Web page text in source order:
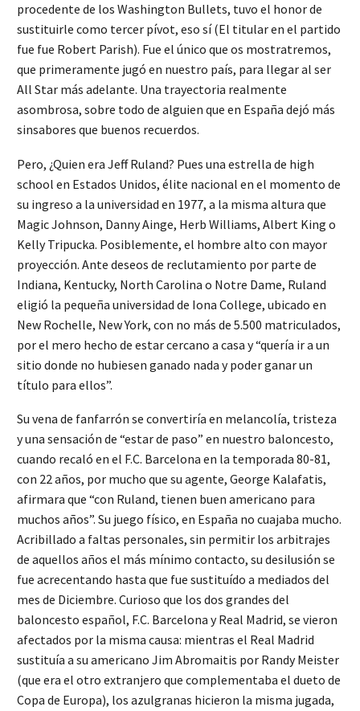
procedente de los Washington Bullets, tuvo el honor de
sustituirle como tercer pívot, eso sí (El titular en el partido
fue fue Robert Parish). Fue el único que os mostratremos,
que primeramente jugó en nuestro país, para llegar al ser
All Star más adelante. Una trayectoria realmente
asombrosa, sobre todo de alguien que en España dejó más
sinsabores que buenos recuerdos.
Pero, ¿Quien era Jeff Ruland? Pues una estrella de high
school en Estados Unidos, élite nacional en el momento de
su ingreso a la universidad en 1977, a la misma altura que
Magic Johnson, Danny Ainge, Herb Williams, Albert King o
Kelly Tripucka. Posiblemente, el hombre alto con mayor
proyección. Ante deseos de reclutamiento por parte de
Indiana, Kentucky, North Carolina o Notre Dame, Ruland
eligió la pequeña universidad de Iona College, ubicado en
New Rochelle, New York, con no más de 5.500 matriculados,
por el mero hecho de estar cercano a casa y “quería ir a un
sitio donde no hubiesen ganado nada y poder ganar un
título para ellos”.
Su vena de fanfarrón se convertiría en melancolía, tristeza
y una sensación de “estar de paso” en nuestro baloncesto,
cuando recaló en el F.C. Barcelona en la temporada 80-81,
con 22 años, por mucho que su agente, George Kalafatis,
afirmara que “con Ruland, tienen buen americano para
muchos años”. Su juego físico, en España no cuajaba mucho.
Acribillado a faltas personales, sin permitir los arbitrajes
de aquellos años el más mínimo contacto, su desilusión se
fue acrecentando hasta que fue sustituído a mediados del
mes de Diciembre. Curioso que los dos grandes del
baloncesto español, F.C. Barcelona y Real Madrid, se vieron
afectados por la misma causa: mientras el Real Madrid
sustituía a su americano Jim Abromaitis por Randy Meister
(que era el otro extranjero que complementaba el dueto de
Copa de Europa), los azulgranas hicieron la misma jugada,